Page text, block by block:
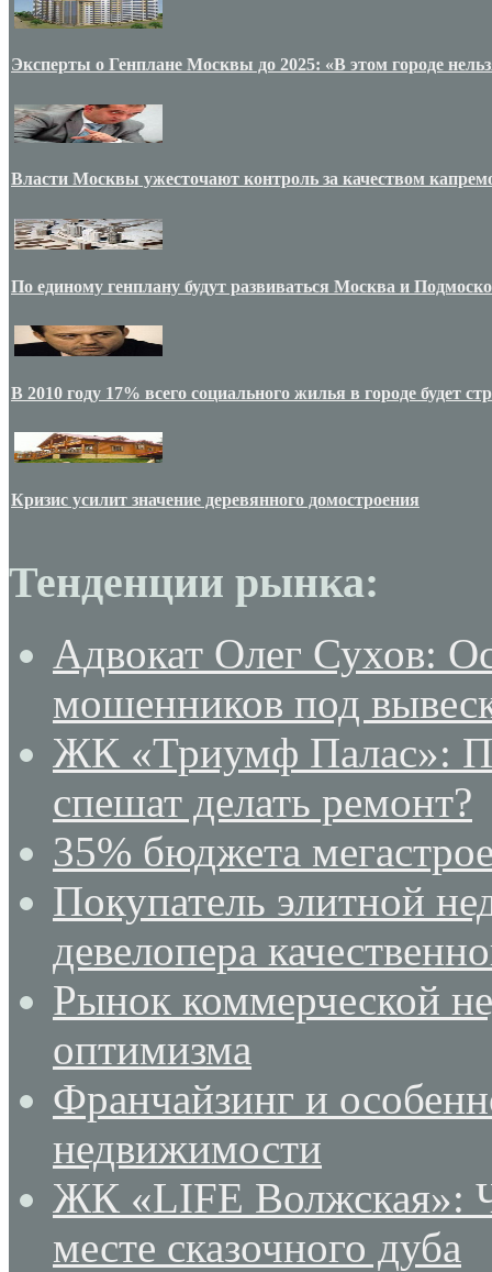
Эксперты о Генплане Москвы до 2025: «В этом городе
Власти Москвы ужесточают контроль за качеством
По единому генплану будут развиваться Москва и
В 2010 году 17% всего социального жилья в городе будет
Кризис усилит значение деревянного домостроения
Тенденции рынка:
Адвокат Олег Сухов:
мошенников под
ЖК «Триумф Палас»:
спешат делать ремонт?
35% бюджета
Покупатель элитной
девелопера
Рынок коммерческой
оптимизма
Франчайзинг и
недвижимости
ЖК «LIFE Волжская»:
месте сказочного дуба